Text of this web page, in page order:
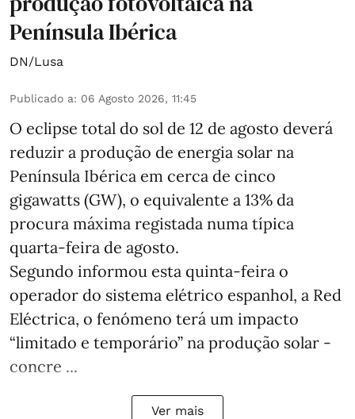
Península Ibérica
DN/Lusa
Publicado a: 06 Agosto 2026, 11:45
O eclipse total do sol de 12 de agosto deverá
reduzir a produção de energia solar na
Península Ibérica em cerca de cinco
gigawatts (GW), o equivalente a 13% da
procura máxima registada numa típica
quarta-feira de agosto.
Segundo informou esta quinta-feira o
operador do sistema elétrico espanhol, a Red
Eléctrica, o fenómeno terá um impacto
“limitado e temporário” na produção solar -
concre ...
Ver mais